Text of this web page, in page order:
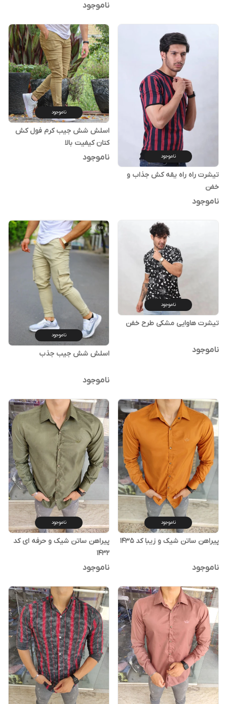
ناموجود
ناموجود
تیشرت راه راه یقه کش جذاب و
خفن
ناموجود
ناموجود
اسلش شش جیب کرم فول کش
کتان کیفیت بالا
ناموجود
ناموجود
تیشرت هاوایی مشکی طرح خفن
ناموجود
ناموجود
اسلش شش جیب جذب
ناموجود
ناموجود
پیراهن ساتن شیک و زیبا کد ۱۴۳۵
ناموجود
ناموجود
پیراهن ساتن شیک و حرفه ای کد
۱۴۳۲
ناموجود